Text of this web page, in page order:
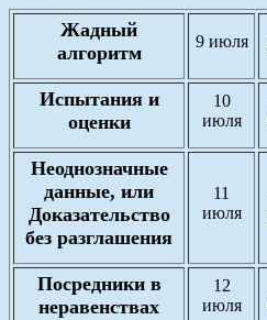
Жадный
алгоритм
9 июля
Испытания и
оценки
10
июля
Неоднозначные
данные, или
Доказательство
без разглашения
11
июля
Посредники в
неравенствах
12
июля